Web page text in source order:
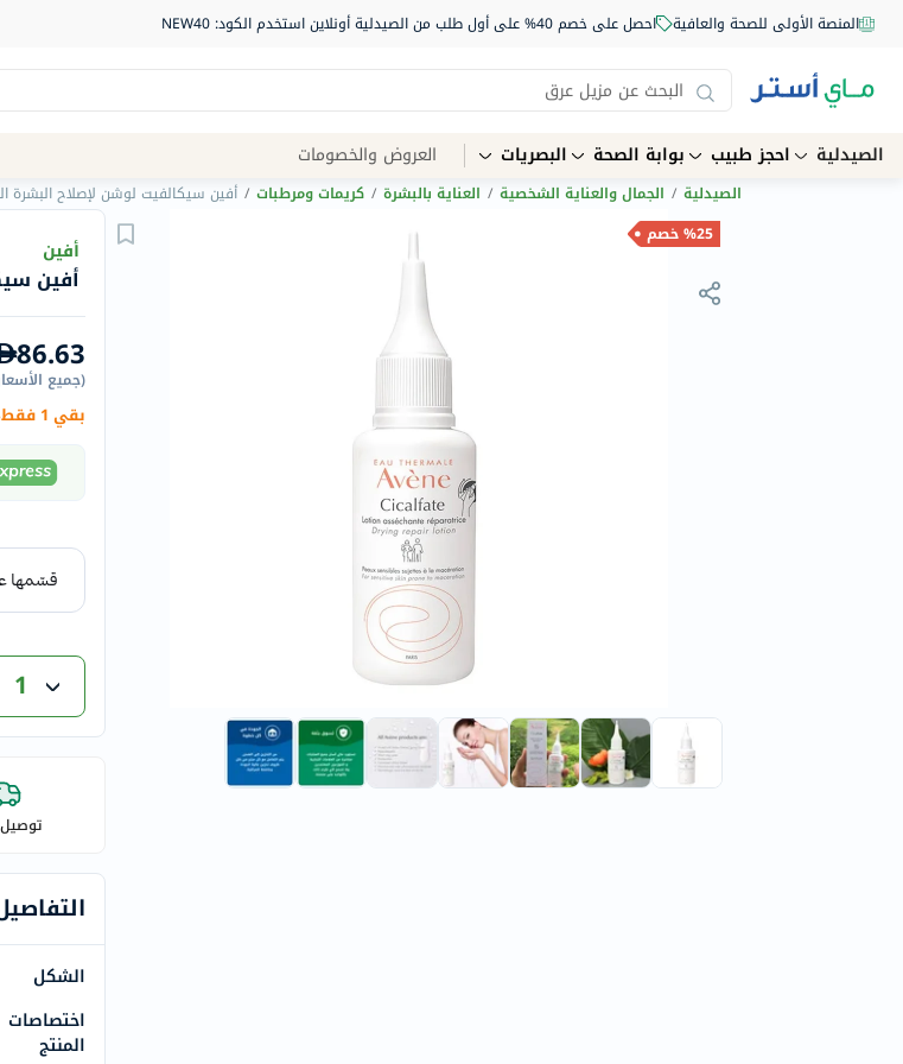
المنصة الأولى للصحة والعافية احصل على خصم 40% على أول طلب من الصيدلية أونلاين استخدم الكود: NEW40
الماركات
Humantara
carroten
betadine
eucerin
vitabiotics
bioderma
vichy
acm
dymatize
medicube
country-
life
blueberry-
naturals
21st-
الصيدلية احجز طبيب بوابة الصحة البصريات العروض والخصومات
الصيدلية / الجمال والعناية الشخصية / العناية بالبشرة / كريمات ومرطبات / أفين سيكالفيت لوشن لإصلاح البشرة
%25 خصم
أفين
أفين
86.63
(جميع
بقي 1 فقط، اطلب الآن
1
الشكل
اختصاصات
المنتج